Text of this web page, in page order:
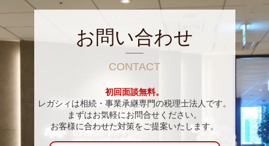
お問い合わせ
CONTACT
初回面談無料。
レガシィは相続・事業承継専門の税理士法人です。
まずはお気軽にお問合せください。
お客様に合わせた対策をご提案いたします。